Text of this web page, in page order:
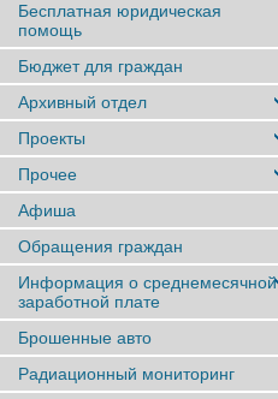
Бесплатная юридическая
помощь
Бюджет для граждан
Архивный отдел
Проекты
Прочее
Афиша
Обращения граждан
Информация о среднемесячной
заработной плате
Брошенные авто
Радиационный мониторинг